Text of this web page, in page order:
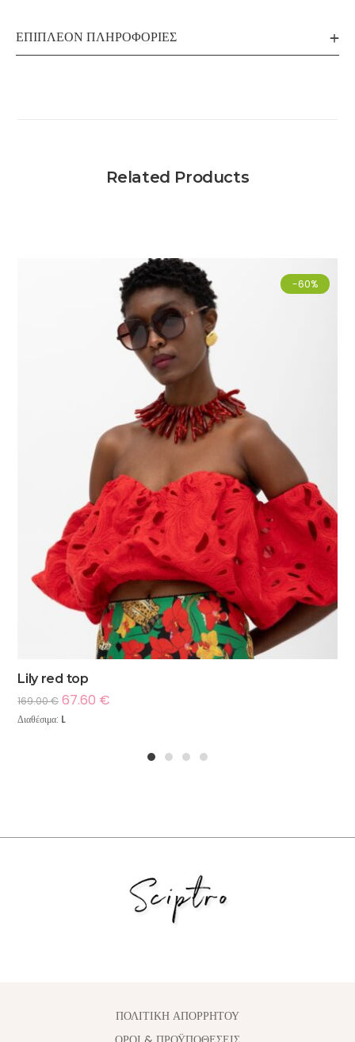
ΕΠΙΠΛΈΟΝ ΠΛΗΡΟΦΟΡΊΕΣ
Related Products
-60%
Lily red top
169.00€ 67.60 €
Διαθέσιμα: L
ΠΟΛΙΤΙΚΗ ΑΠΟΡΡΗΤΟΥ